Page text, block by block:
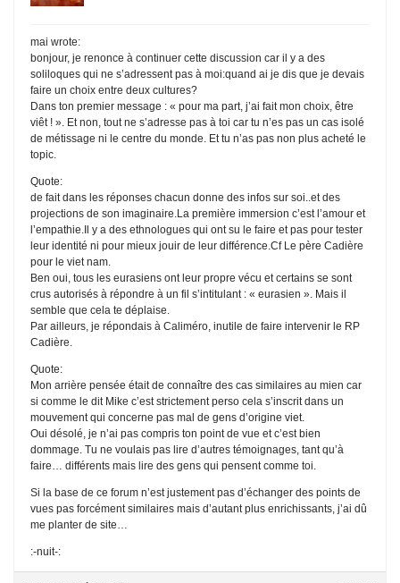
mai wrote:
bonjour, je renonce à continuer cette discussion car il y a des
soliloques qui ne s’adressent pas à moi:quand ai je dis que je devais
faire un choix entre deux cultures?
Dans ton premier message : « pour ma part, j’ai fait mon choix, être
viêt ! ». Et non, tout ne s’adresse pas à toi car tu n’es pas un cas isolé
de métissage ni le centre du monde. Et tu n’as pas non plus acheté le
topic.
Quote:
de fait dans les réponses chacun donne des infos sur soi..et des
projections de son imaginaire.La première immersion c’est l’amour et
l’empathie.Il y a des ethnologues qui ont su le faire et pas pour tester
leur identité ni pour mieux jouir de leur différence.Cf Le père Cadière
pour le viet nam.
Ben oui, tous les eurasiens ont leur propre vécu et certains se sont
crus autorisés à répondre à un fil s’intitulant : « eurasien ». Mais il
semble que cela te déplaise.
Par ailleurs, je répondais à Caliméro, inutile de faire intervenir le RP
Cadière.
Quote:
Mon arrière pensée était de connaître des cas similaires au mien car
si comme le dit Mike c’est strictement perso cela s’inscrit dans un
mouvement qui concerne pas mal de gens d’origine viet.
Oui désolé, je n’ai pas compris ton point de vue et c’est bien
dommage. Tu ne voulais pas lire d’autres témoignages, tant qu’à
faire… différents mais lire des gens qui pensent comme toi.
Si la base de ce forum n’est justement pas d’échanger des points de
vues pas forcément similaires mais d’autant plus enrichissants, j’ai dû
me planter de site…
:-nuit-: